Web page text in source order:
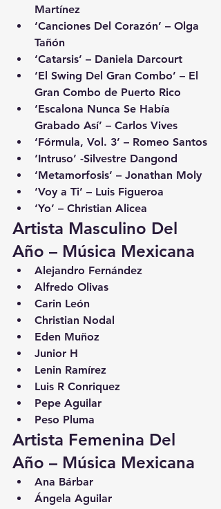
Martínez
‘Canciones Del Corazón’ – Olga
Tañón
‘Catarsis’ – Daniela Darcourt
‘El Swing Del Gran Combo’ – El
Gran Combo de Puerto Rico
‘Escalona Nunca Se Había
Grabado Así’ – Carlos Vives
‘Fórmula, Vol. 3’ – Romeo Santos
‘Intruso’ -Silvestre Dangond
‘Metamorfosis’ – Jonathan Moly
‘Voy a Ti’ – Luis Figueroa
‘Yo’ – Christian Alicea
Artista Masculino Del
Año – Música Mexicana
Alejandro Fernández
Alfredo Olivas
Carin León
Christian Nodal
Eden Muñoz
Junior H
Lenin Ramírez
Luis R Conriquez
Pepe Aguilar
Peso Pluma
Artista Femenina Del
Año – Música Mexicana
Ana Bárbar
Ángela Aguilar